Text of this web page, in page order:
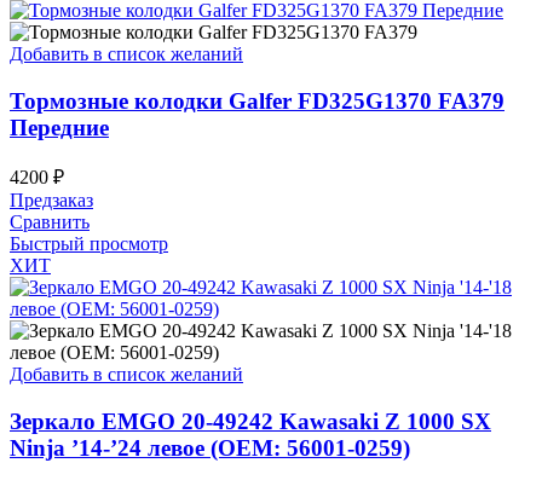
Добавить в список желаний
Тормозные колодки Galfer FD325G1370 FA379
Передние
4200 ₽
Предзаказ
Сравнить
Быстрый просмотр
ХИТ
Добавить в список желаний
Зеркало EMGO 20-49242 Kawasaki Z 1000 SX
Ninja ’14-’24 левое (OEM: 56001-0259)